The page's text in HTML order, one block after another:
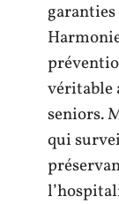
véritable
seniors.
qui